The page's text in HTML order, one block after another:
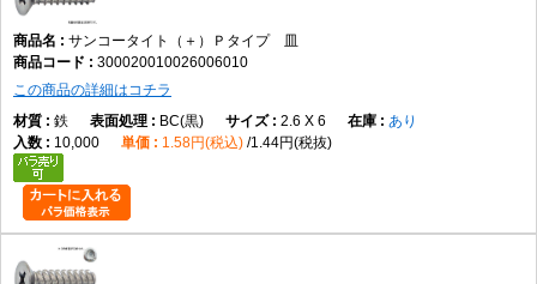
サンコータイト（＋）Ｐタイプ 皿
300020010026006010
この商品の詳細はコチラ
鉄
BC(黒) 2.6 X 6
あり
10,000
1.58円(税込) 1.44円(税抜)